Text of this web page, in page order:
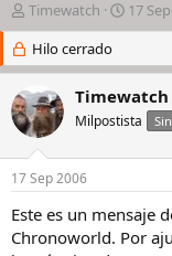
I
n
c
i
a
d
o
d
e
l
h
Timewatch
F
e
h
d
e
i
c
i
o
17
Hilo cerrado
Timewatch
Milpostista
17 Sep 2006
Este es un mensaje
Chronoworld. Por